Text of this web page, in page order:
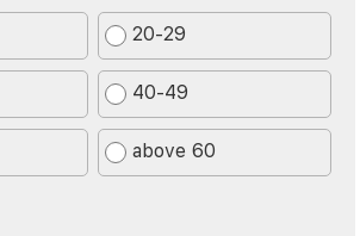
20-29
40-49
above 60